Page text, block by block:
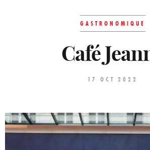
GASTRONOMIQUE
Café
17 OCT 2022